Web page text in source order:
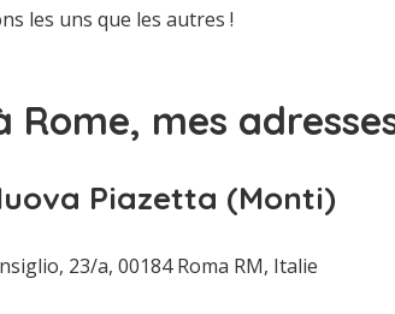
les uns que les autres !
Rome, mes
Piazetta (Monti)
23/a, 00184 Roma RM, Italie